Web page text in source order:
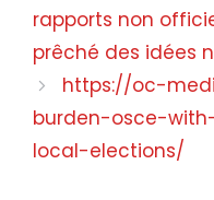
rapports non
prêché des idées
https://oc-
burden-osce-
local-elections/